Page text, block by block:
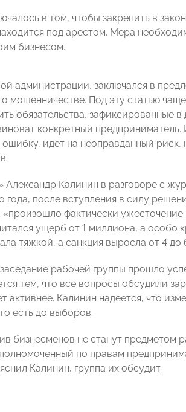
в том, чтобы закрепить в
под арестом. Мера
бизнесом.
администрации, заключался в
мошенничестве. Под эту статью
обязательства, зафиксированные
конкретный
идет на неоправданный риск,
Калинин в разговоре с
после вступления в силу
фактически
ущерб от 1 миллиона, а особо
тяжкой, а санкция выросла от 4 до
рабочей группы прошло
тем, что все вопросы обсудили
активнее. Калинин надеется, что
есть до выборов.
бизнесменов не станут предметом
по правам
Калинин, группа их обсудит.